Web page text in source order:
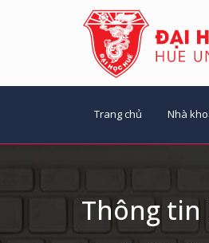
Trang chủ Nhà
Thông tin